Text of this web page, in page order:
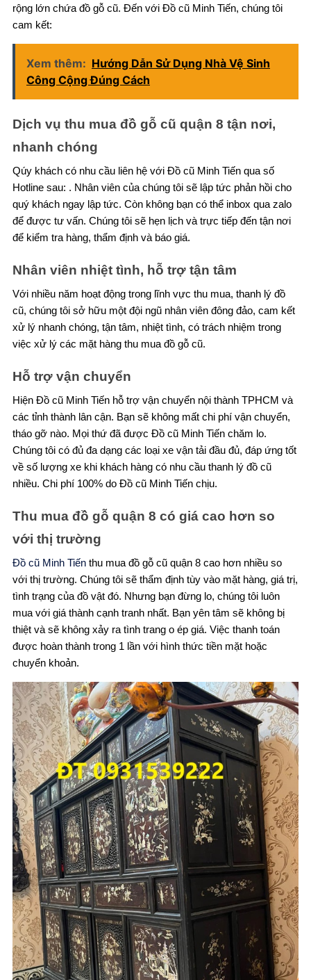
rộng lớn chứa đồ gỗ cũ. Đến với Đồ cũ Minh Tiến, chúng tôi
cam kết:
Xem thêm: Hướng Dẫn Sử Dụng Nhà Vệ Sinh
Công Cộng Đúng Cách
Dịch vụ thu mua đồ gỗ cũ quận 8 tận nơi,
nhanh chóng
Qúy khách có nhu cầu liên hệ với Đồ cũ Minh Tiến qua số
Hotline sau: . Nhân viên của chúng tôi sẽ lập tức phản hồi cho
quý khách ngay lập tức. Còn không bạn có thể inbox qua zalo
để được tư vấn. Chúng tôi sẽ hẹn lịch và trực tiếp đến tận nơi
để kiểm tra hàng, thẩm định và báo giá.
Nhân viên nhiệt tình, hỗ trợ tận tâm
Với nhiều năm hoạt động trong lĩnh vực thu mua, thanh lý đồ
cũ, chúng tôi sở hữu một đội ngũ nhân viên đông đảo, cam kết
xử lý nhanh chóng, tận tâm, nhiệt tình, có trách nhiệm trong
việc xử lý các mặt hàng thu mua đồ gỗ cũ.
Hỗ trợ vận chuyển
Hiện Đồ cũ Minh Tiến hỗ trợ vận chuyển nội thành TPHCM và
các tỉnh thành lân cận. Bạn sẽ không mất chi phí vận chuyển,
tháo gỡ nào. Mọi thứ đã được Đồ cũ Minh Tiến chăm lo.
Chúng tôi có đủ đa dạng các loại xe vận tải đầu đủ, đáp ứng tốt
về số lượng xe khi khách hàng có nhu cầu thanh lý đồ cũ
nhiều. Chi phí 100% do Đồ cũ Minh Tiến chịu.
Thu mua đồ gỗ quận 8 có giá cao hơn so
với thị trường
Đồ cũ Minh Tiến thu mua đồ gỗ cũ quận 8 cao hơn nhiều so
với thị trường. Chúng tôi sẽ thẩm định tùy vào mặt hàng, giá trị,
tình trạng của đồ vật đó. Nhưng bạn đừng lo, chúng tôi luôn
mua với giá thành cạnh tranh nhất. Bạn yên tâm sẽ không bị
thiệt và sẽ không xảy ra tình trang o ép giá. Việc thanh toán
được hoàn thành trong 1 lần với hình thức tiền mặt hoặc
chuyển khoản.